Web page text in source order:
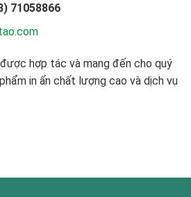
71058866
hợp tác và mang đến cho quý
in ấn chất lượng cao và dịch vụ